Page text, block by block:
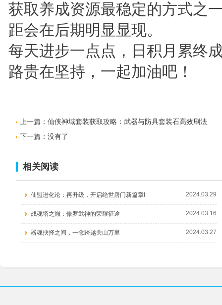
获取养成资源最稳定的方式之
距会在后期明显显现。
每天进步一点点，日积月累终
路贵在坚持，一起加油吧！
上一篇： 仙侠神域套装获取攻略：武器与防具套装石高效刷法
下一篇：没有了
相关阅读
仙盟进化论：再升级，开启绝世唐门新篇章! 2024.03.29
战魂塔之巅：修罗武神的荣耀征途 2024.03.16
器魂抉择之间，一念跨越关山万里 2024.03.27